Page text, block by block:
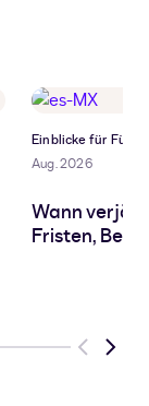
Einblicke für
Aug. 2026
Wann
Fristen,
Previous
Next